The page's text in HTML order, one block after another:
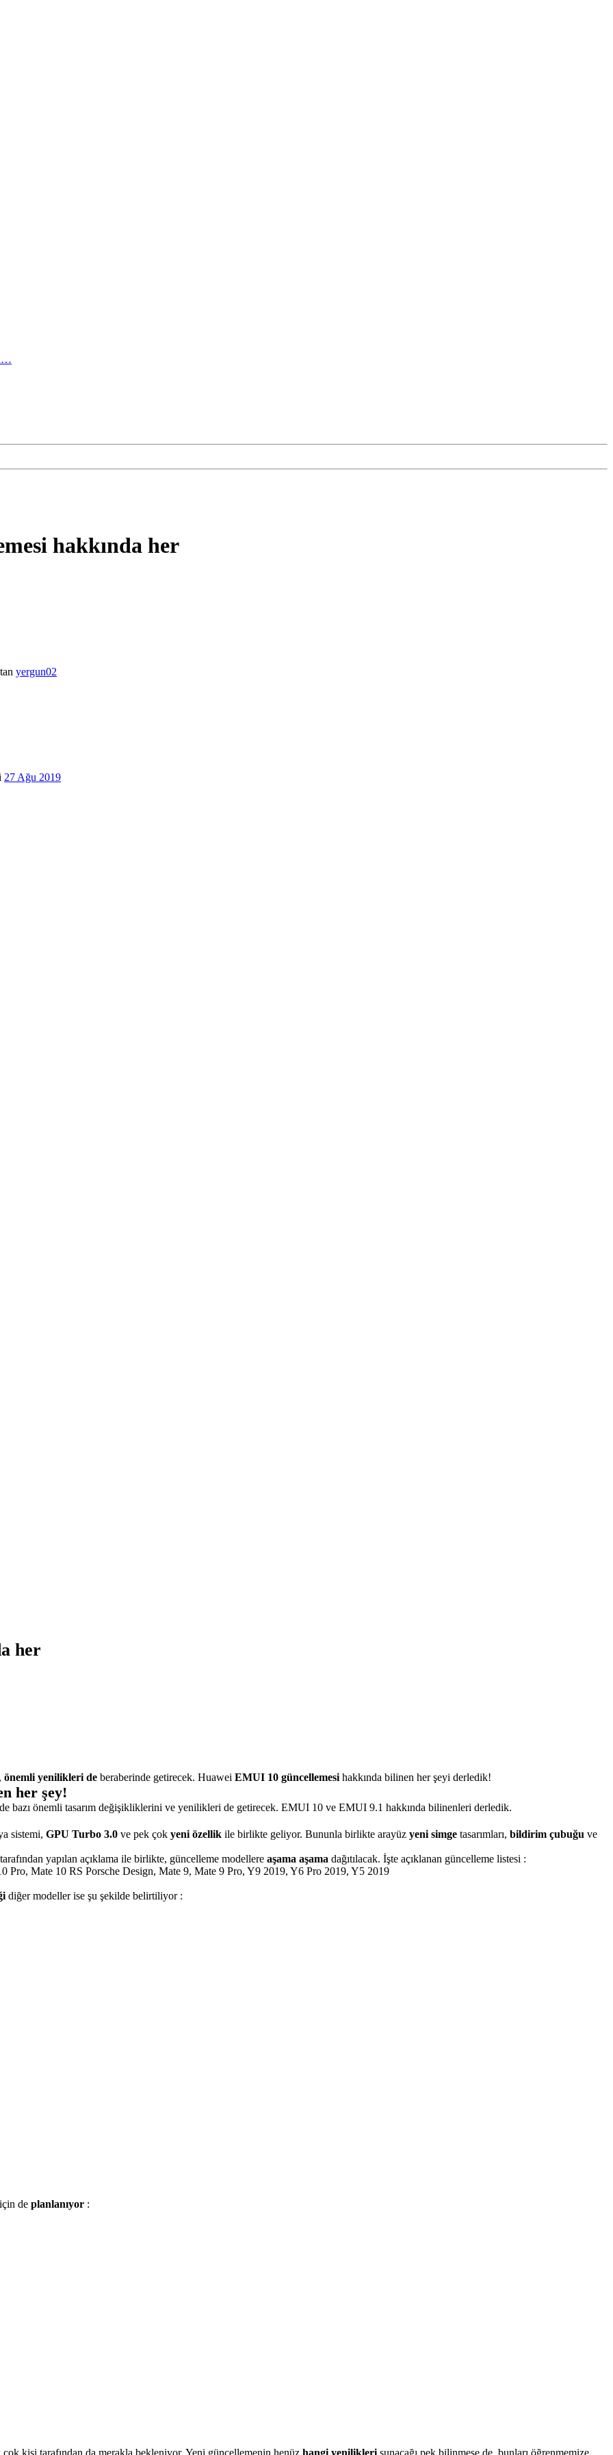
hakkında her
yergun02
27 Ağu 2019
her
önemli yenilikleri de beraberinde getirecek. Huawei EMUI 10 güncellemesi hakkında bilinen her şeyi derledik!
her şey!
bazı önemli tasarım değişikliklerini ve yenilikleri de getirecek. EMUI 10 ve EMUI 9.1 hakkında bilinenleri derledik.
sistemi, GPU Turbo 3.0 ve pek çok yeni özellik ile birlikte geliyor. Bununla birlikte arayüz yeni simge tasarımları, bildirim çubuğu ve
yapılan açıklama ile birlikte, güncelleme modellere aşama aşama dağıtılacak. İşte açıklanan güncelleme listesi :
Pro, Mate 10 RS Porsche Design, Mate 9, Mate 9 Pro, Y9 2019, Y6 Pro 2019, Y5 2019
diğer modeller ise şu şekilde belirtiliyor :
de planlanıyor :
kişi tarafından da merakla bekleniyor. Yeni güncellemenin henüz hangi yenilikleri sunacağı pek bilinmese de, bunları öğrenmemize